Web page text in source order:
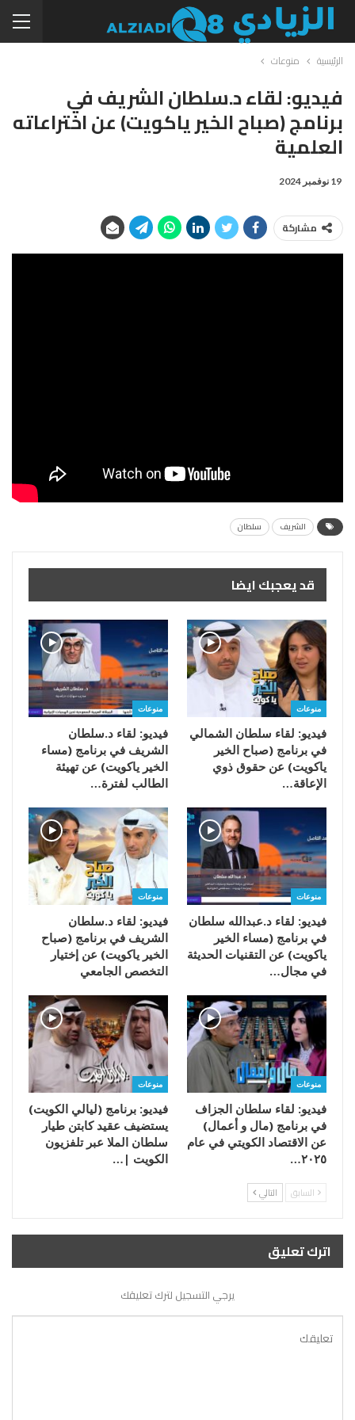
الرئيسية منوعات
فيديو: لقاء د.سلطان الشريف في
برنامج (صباح الخير ياكويت) عن اختراعاته
العلمية
19 نوفمبر 2024
مشاركة
الشريف سلطان
قد يعجبك ايضا
منوعات
فيديو: لقاء سلطان الشمالي
في برنامج (صباح الخير
ياكويت) عن حقوق ذوي
الإعاقة…
منوعات
فيديو: لقاء د.سلطان
الشريف في برنامج (مساء
الخير ياكويت) عن تهيئة
الطالب لفترة…
منوعات
فيديو: لقاء د.عبدالله سلطان
في برنامج (مساء الخير
ياكويت) عن التقنيات الحديثة
في مجال…
منوعات
فيديو: لقاء د.سلطان
الشريف في برنامج (صباح
الخير ياكويت) عن إختيار
التخصص الجامعي
منوعات
فيديو: لقاء سلطان الجزاف
في برنامج (مال و أعمال)
عن الاقتصاد الكويتي في عام
٢٠٢٥…
منوعات
فيديو: برنامج (ليالي الكويت)
يستضيف عقيد كابتن طيار
سلطان الملا عبر تلفزيون
الكويت |…
السابق التالي
اترك تعليق
يرجي التسجيل لترك تعليقك